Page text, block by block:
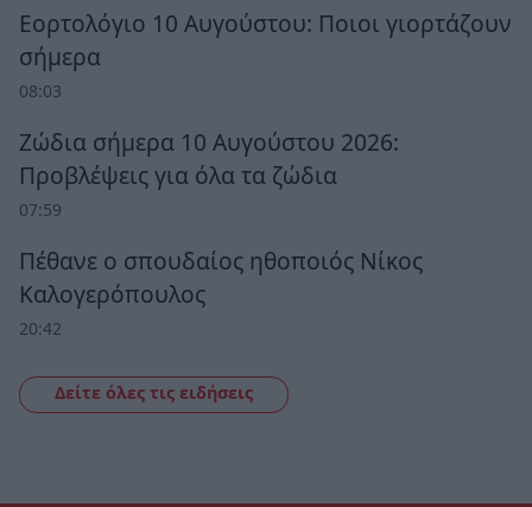
Εορτολόγιο 10 Αυγούστου: Ποιοι γιορτάζουν
σήμερα
08:03
Ζώδια σήμερα 10 Αυγούστου 2026:
Προβλέψεις για όλα τα ζώδια
07:59
Πέθανε ο σπουδαίος ηθοποιός Νίκος
Καλογερόπουλος
20:42
Δείτε όλες τις ειδήσεις